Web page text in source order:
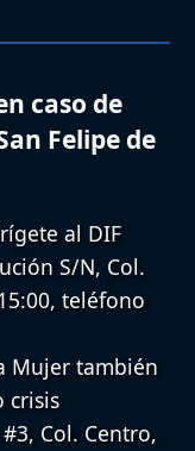
caso de
Felipe de
al DIF
S/N, Col.
teléfono
Mujer también
crisis
Col. Centro,